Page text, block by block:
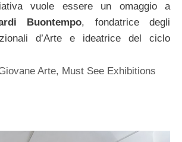
vuole essere un omaggio a
Buontempo, fondatrice degli
d’Arte e ideatrice del ciclo
Arte, Must See Exhibitions